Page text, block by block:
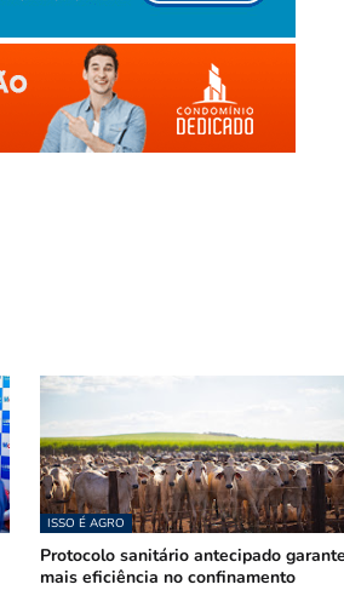
ISSO É AGRO
Protocolo sanitário antecipado
mais eficiência no confinamento